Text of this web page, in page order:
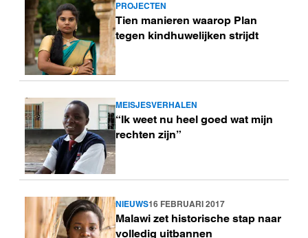
PROJECTEN
Tien manieren waarop Plan
tegen kindhuwelijken strijdt
Lees
meer
MEISJESVERHALEN
“Ik weet nu heel goed wat mijn
rechten zijn”
Lees
meer
NIEUWS16 FEBRUARI 2017
Malawi zet historische stap naar
volledig uitbannen
Lees
meer